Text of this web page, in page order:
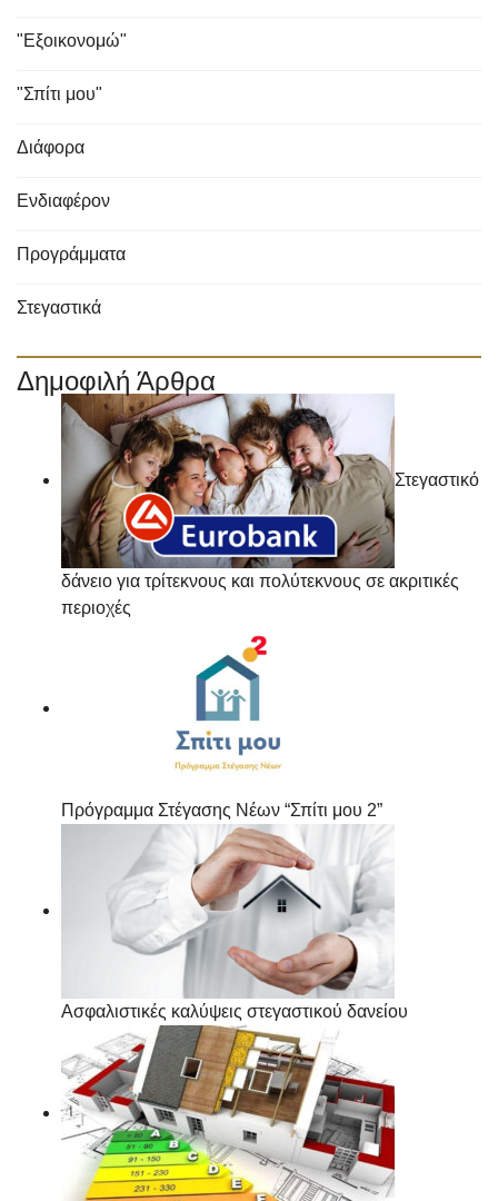
"Εξοικονομώ"
"Σπίτι μου"
Διάφορα
Ενδιαφέρον
Προγράμματα
Στεγαστικά
Δημοφιλή Άρθρα
Στεγαστικό
δάνειο για τρίτεκνους και πολύτεκνους σε ακριτικές
περιοχές
Πρόγραμμα Στέγασης Νέων “Σπίτι μου 2”
Ασφαλιστικές καλύψεις στεγαστικού δανείου